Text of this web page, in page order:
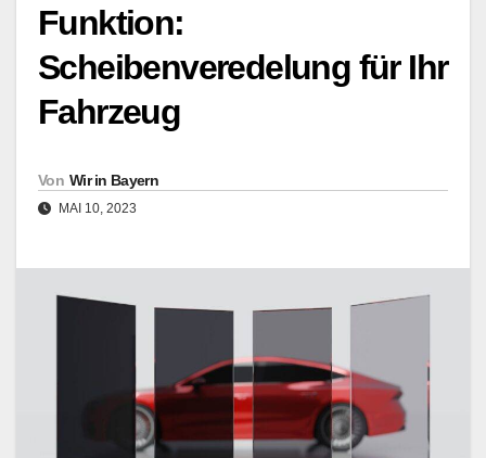
Funktion:
Scheibenveredelung für Ihr
Fahrzeug
Von Wir in Bayern
MAI 10, 2023